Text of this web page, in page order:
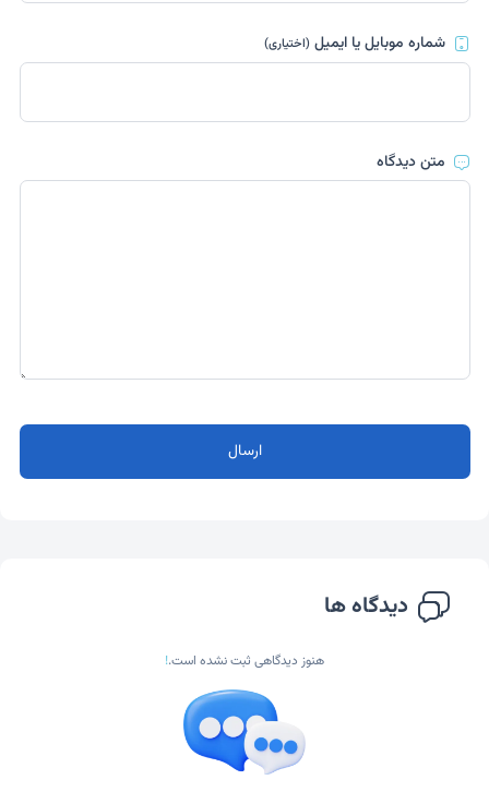
شماره موبایل یا ایمیل(اختیاری)
متن دیدگاه
ارسال
دیدگاه ها
هنوز دیدگاهی ثبت نشده است.!